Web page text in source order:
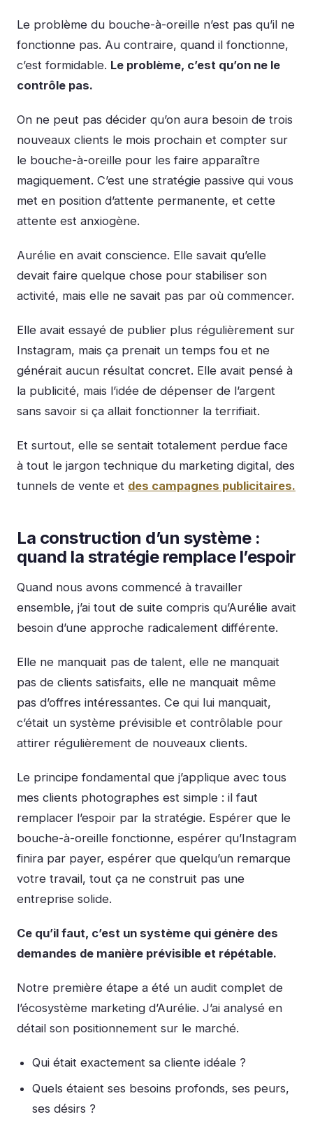
Le problème du bouche-à-oreille n’est pas qu’il ne
fonctionne pas. Au contraire, quand il fonctionne,
c’est formidable. Le problème, c’est qu’on ne le
contrôle pas.
On ne peut pas décider qu’on aura besoin de trois
nouveaux clients le mois prochain et compter sur
le bouche-à-oreille pour les faire apparaître
magiquement. C’est une stratégie passive qui vous
met en position d’attente permanente, et cette
attente est anxiogène.
Aurélie en avait conscience. Elle savait qu’elle
devait faire quelque chose pour stabiliser son
activité, mais elle ne savait pas par où commencer.
Elle avait essayé de publier plus régulièrement sur
Instagram, mais ça prenait un temps fou et ne
générait aucun résultat concret. Elle avait pensé à
la publicité, mais l’idée de dépenser de l’argent
sans savoir si ça allait fonctionner la terrifiait.
Et surtout, elle se sentait totalement perdue face
à tout le jargon technique du marketing digital, des
tunnels de vente et des campagnes publicitaires.
La construction d’un système :
quand la stratégie remplace l’espoir
Quand nous avons commencé à travailler
ensemble, j’ai tout de suite compris qu’Aurélie avait
besoin d’une approche radicalement différente.
Elle ne manquait pas de talent, elle ne manquait
pas de clients satisfaits, elle ne manquait même
pas d’offres intéressantes. Ce qui lui manquait,
c’était un système prévisible et contrôlable pour
attirer régulièrement de nouveaux clients.
Le principe fondamental que j’applique avec tous
mes clients photographes est simple : il faut
remplacer l’espoir par la stratégie. Espérer que le
bouche-à-oreille fonctionne, espérer qu’Instagram
finira par payer, espérer que quelqu’un remarque
votre travail, tout ça ne construit pas une
entreprise solide.
Ce qu’il faut, c’est un système qui génère des
demandes de manière prévisible et répétable.
Notre première étape a été un audit complet de
l’écosystème marketing d’Aurélie. J’ai analysé en
détail son positionnement sur le marché.
Qui était exactement sa cliente idéale ?
Quels étaient ses besoins profonds, ses peurs,
ses désirs ?